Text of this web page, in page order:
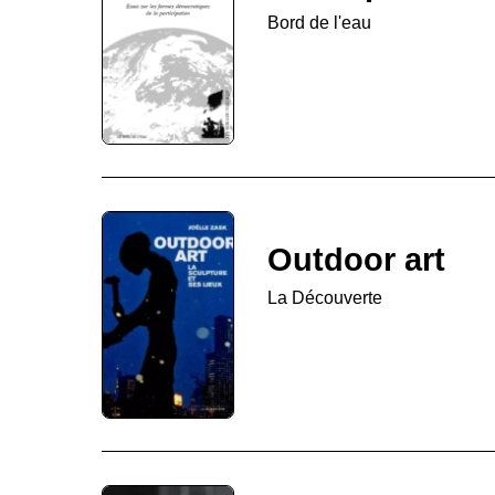
Bord de l'eau
Outdoor art
La Découverte